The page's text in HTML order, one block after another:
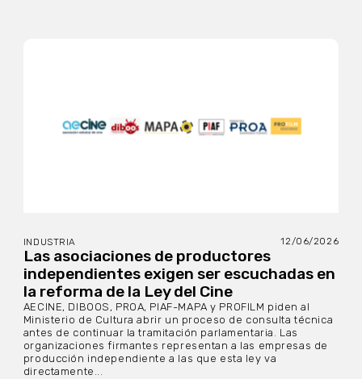
INDUSTRIA 12/06/2026
Las asociaciones de productores
independientes exigen ser escuchadas en
la reforma de la Ley del Cine
AECINE, DIBOOS, PROA, PIAF-MAPA y PROFILM piden al
Ministerio de Cultura abrir un proceso de consulta técnica
antes de continuar la tramitación parlamentaria. Las
organizaciones firmantes representan a las empresas de
producción independiente a las que esta ley va
directamente...